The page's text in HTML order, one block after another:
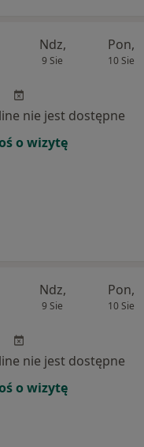
Ndz,
9 Sie
Pon,
10 Sie
nie jest dostępne
o wizytę
Ndz,
9 Sie
Pon,
10 Sie
nie jest dostępne
o wizytę